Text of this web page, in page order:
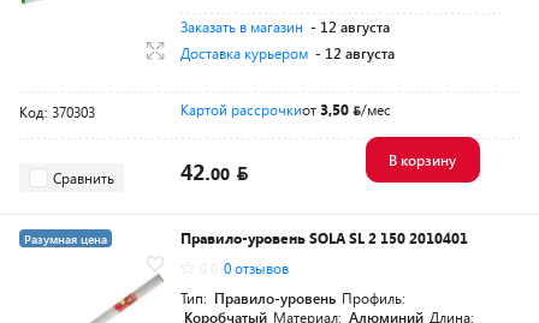
Заказать в магазин - 12 августа
Доставка курьером - 12 августа
Код: 370303 Картой рассрочкиот3,50 /мес
Сравнить 42.00
В корзину
Разумная цена
Правило-уровень SOLA SL 2 150 2010401
0 отзывов
Тип: Правило-уровень Профиль:
Коробчатый Материал: Алюминий Длина: